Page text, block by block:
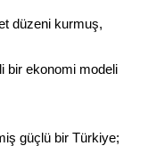
düzeni kurmuş,
bir ekonomi modeli
güçlü bir Türkiye;